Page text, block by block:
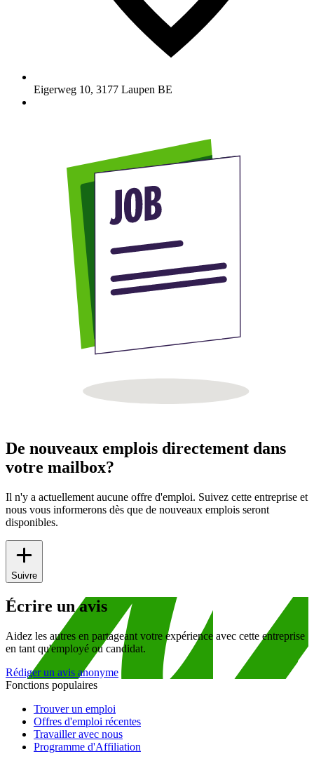
Eigerweg 10, 3177 Laupen BE
De nouveaux emplois directement dans
votre mailbox?
Il n'y a actuellement aucune offre d'emploi. Suivez cette entreprise et
nous vous informerons dès que de nouveaux emplois seront
disponibles.
Suivre
Écrire un avis
Aidez les autres en partageant votre expérience avec cette entreprise
en tant qu'employé ou candidat.
Rédiger un avis anonyme
Fonctions populaires
Trouver un emploi
Offres d'emploi récentes
Travailler avec nous
Programme d'Affiliation